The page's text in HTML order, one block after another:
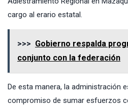
cargo al erario estatal.
>>> Gobierno respalda
conjunto con la federación
De esta manera, la administración
compromiso de sumar esfuerzos